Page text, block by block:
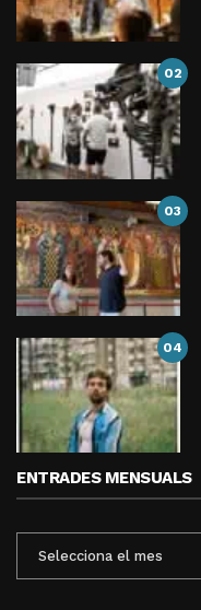
02
03
04
ENTRADES MENSUALS
MENSUALS